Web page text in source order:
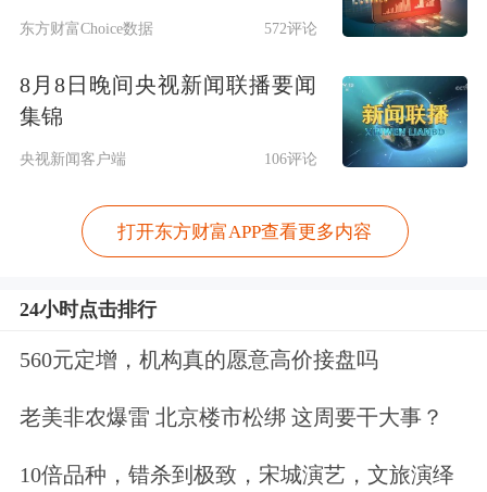
现。该机构对银行子板块的排序是：股
份行>城商行=国有行>农商行。股份行
在财务出清、权重回归、估值和股息率
安全垫相对充足的三重优势下，估值有
望加快修复。
东方财富Choice数据 572评论
8月8日晚间央视新闻联播要闻
集锦
央视新闻客户端 106评论
打开东方财富APP查看更多内容
24小时点击排行
560元定增，机构真的愿意高价接盘吗
老美非农爆雷 北京楼市松绑 这周要干大事？
10倍品种，错杀到极致，宋城演艺，文旅演绎